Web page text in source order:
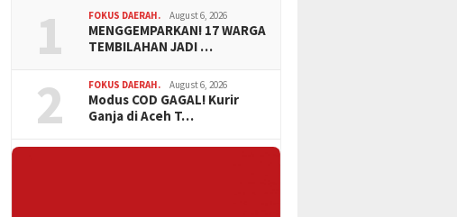
1 FOKUS DAERAH. August 6, 2026
MENGGEMPARKAN! 17 WARGA
TEMBILAHAN JADI …
2 FOKUS DAERAH. August 6, 2026
Modus COD GAGAL! Kurir
Ganja di Aceh T…